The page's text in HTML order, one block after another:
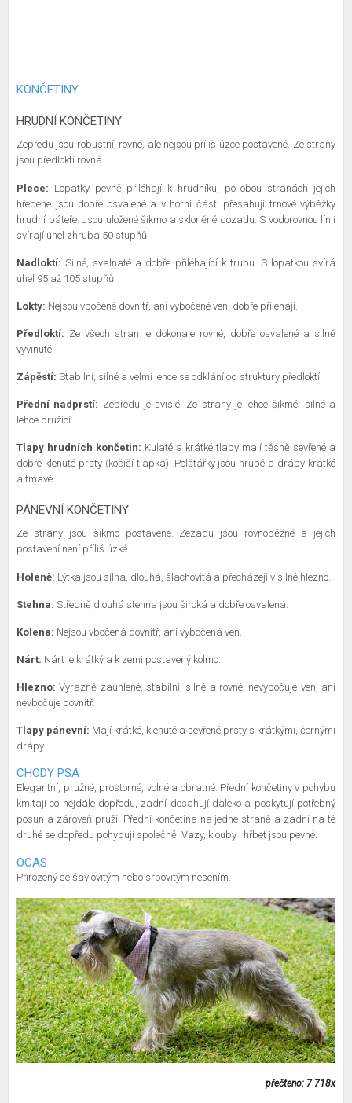
KONČETINY
HRUDNÍ KONČETINY
Zepředu jsou robustní, rovné, ale nejsou příliš úzce postavené. Ze strany
jsou předloktí rovná.
Plece: Lopatky pevně přiléhají k hrudníku, po obou stranách jejich
hřebene jsou dobře osvalené a v horní části přesahují trnové výběžky
hrudní páteře. Jsou uložené šikmo a skloněné dozadu. S vodorovnou línií
svírají úhel zhruba 50 stupňů.
Nadloktí: Silné, svalnaté a dobře přiléhající k trupu. S lopatkou svírá
úhel 95 až 105 stupňů.
Lokty: Nejsou vbočené dovnitř, ani vybočené ven, dobře přiléhají.
Předloktí: Ze všech stran je dokonale rovné, dobře osvalené a silně
vyvinuté.
Zápěstí: Stabilní, silné a velmi lehce se odklání od struktury předloktí.
Přední nadprstí: Zepředu je svislé. Ze strany je lehce šikmé, silné a
lehce pružící.
Tlapy hrudních končetin: Kulaté a krátké tlapy mají těsně sevřené a
dobře klenuté prsty (kočičí tlapka). Polštářky jsou hrubé a drápy krátké
a tmavé.
PÁNEVNÍ KONČETINY
Ze strany jsou šikmo postavené. Zezadu jsou rovnoběžné a jejich
postavení není příliš úzké.
Holeně: Lýtka jsou silná, dlouhá, šlachovitá a přecházejí v silné hlezno.
Stehna: Středně dlouhá stehna jsou široká a dobře osvalená.
Kolena: Nejsou vbočená dovnitř, ani vybočená ven.
Nárt: Nárt je krátký a k zemi postavený kolmo.
Hlezno: Výrazně zaúhlené, stabilní, silné a rovné, nevybočuje ven, ani
nevbočuje dovnitř.
Tlapy pánevní: Mají krátké, klenuté a sevřené prsty s krátkými, černými
drápy.
CHODY PSA
Elegantní, pružné, prostorné, volné a obratné. Přední končetiny v pohybu
kmitají co nejdále dopředu, zadní dosahují daleko a poskytují potřebný
posun a zároveň pruží. Přední končetina na jedné straně a zadní na té
druhé se dopředu pohybují společně. Vazy, klouby i hřbet jsou pevné.
OCAS
Přirozený se šavlovitým nebo srpovitým nesením.
přečteno: 7 718x